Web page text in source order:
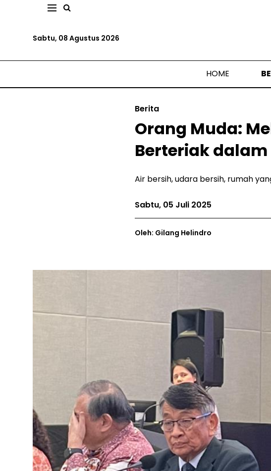
Sabtu, 08 Agustus 2026
HOME
Berita
Orang Muda:
Berteriak dalam
Air bersih, udara bersih, rumah
Sabtu, 05 Juli 2025
Oleh: Gilang Helindro